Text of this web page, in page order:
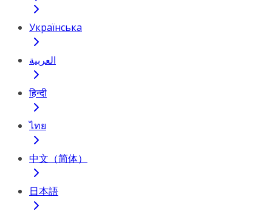
Українська
العربية
हिन्दी
ไทย
中文（简体）
日本語